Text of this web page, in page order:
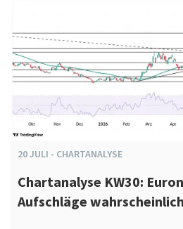
20JULI - CHARTANALYSE
Chartanalyse KW30:
Aufschläge wahrscheinlich